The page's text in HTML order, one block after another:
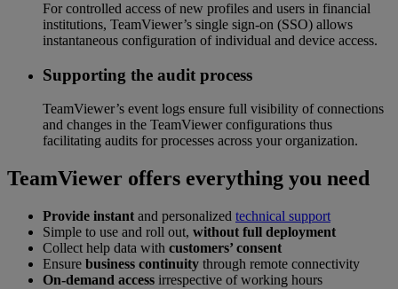
For controlled access of new profiles and users in financial
institutions, TeamViewer’s single sign-on (SSO) allows
instantaneous configuration of individual and device access.
Supporting the audit process
TeamViewer’s event logs ensure full visibility of connections
and changes in the TeamViewer configurations thus
facilitating audits for processes across your organization.
TeamViewer offers everything you need
Provide instant and personalized technical support
Simple to use and roll out, without full deployment
Collect help data with customers’ consent
Ensure business continuity through remote connectivity
On-demand access irrespective of working hours